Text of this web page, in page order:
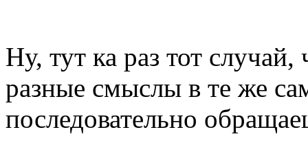
Ну, тут ка раз тот
разные смыслы в те же
последовательно